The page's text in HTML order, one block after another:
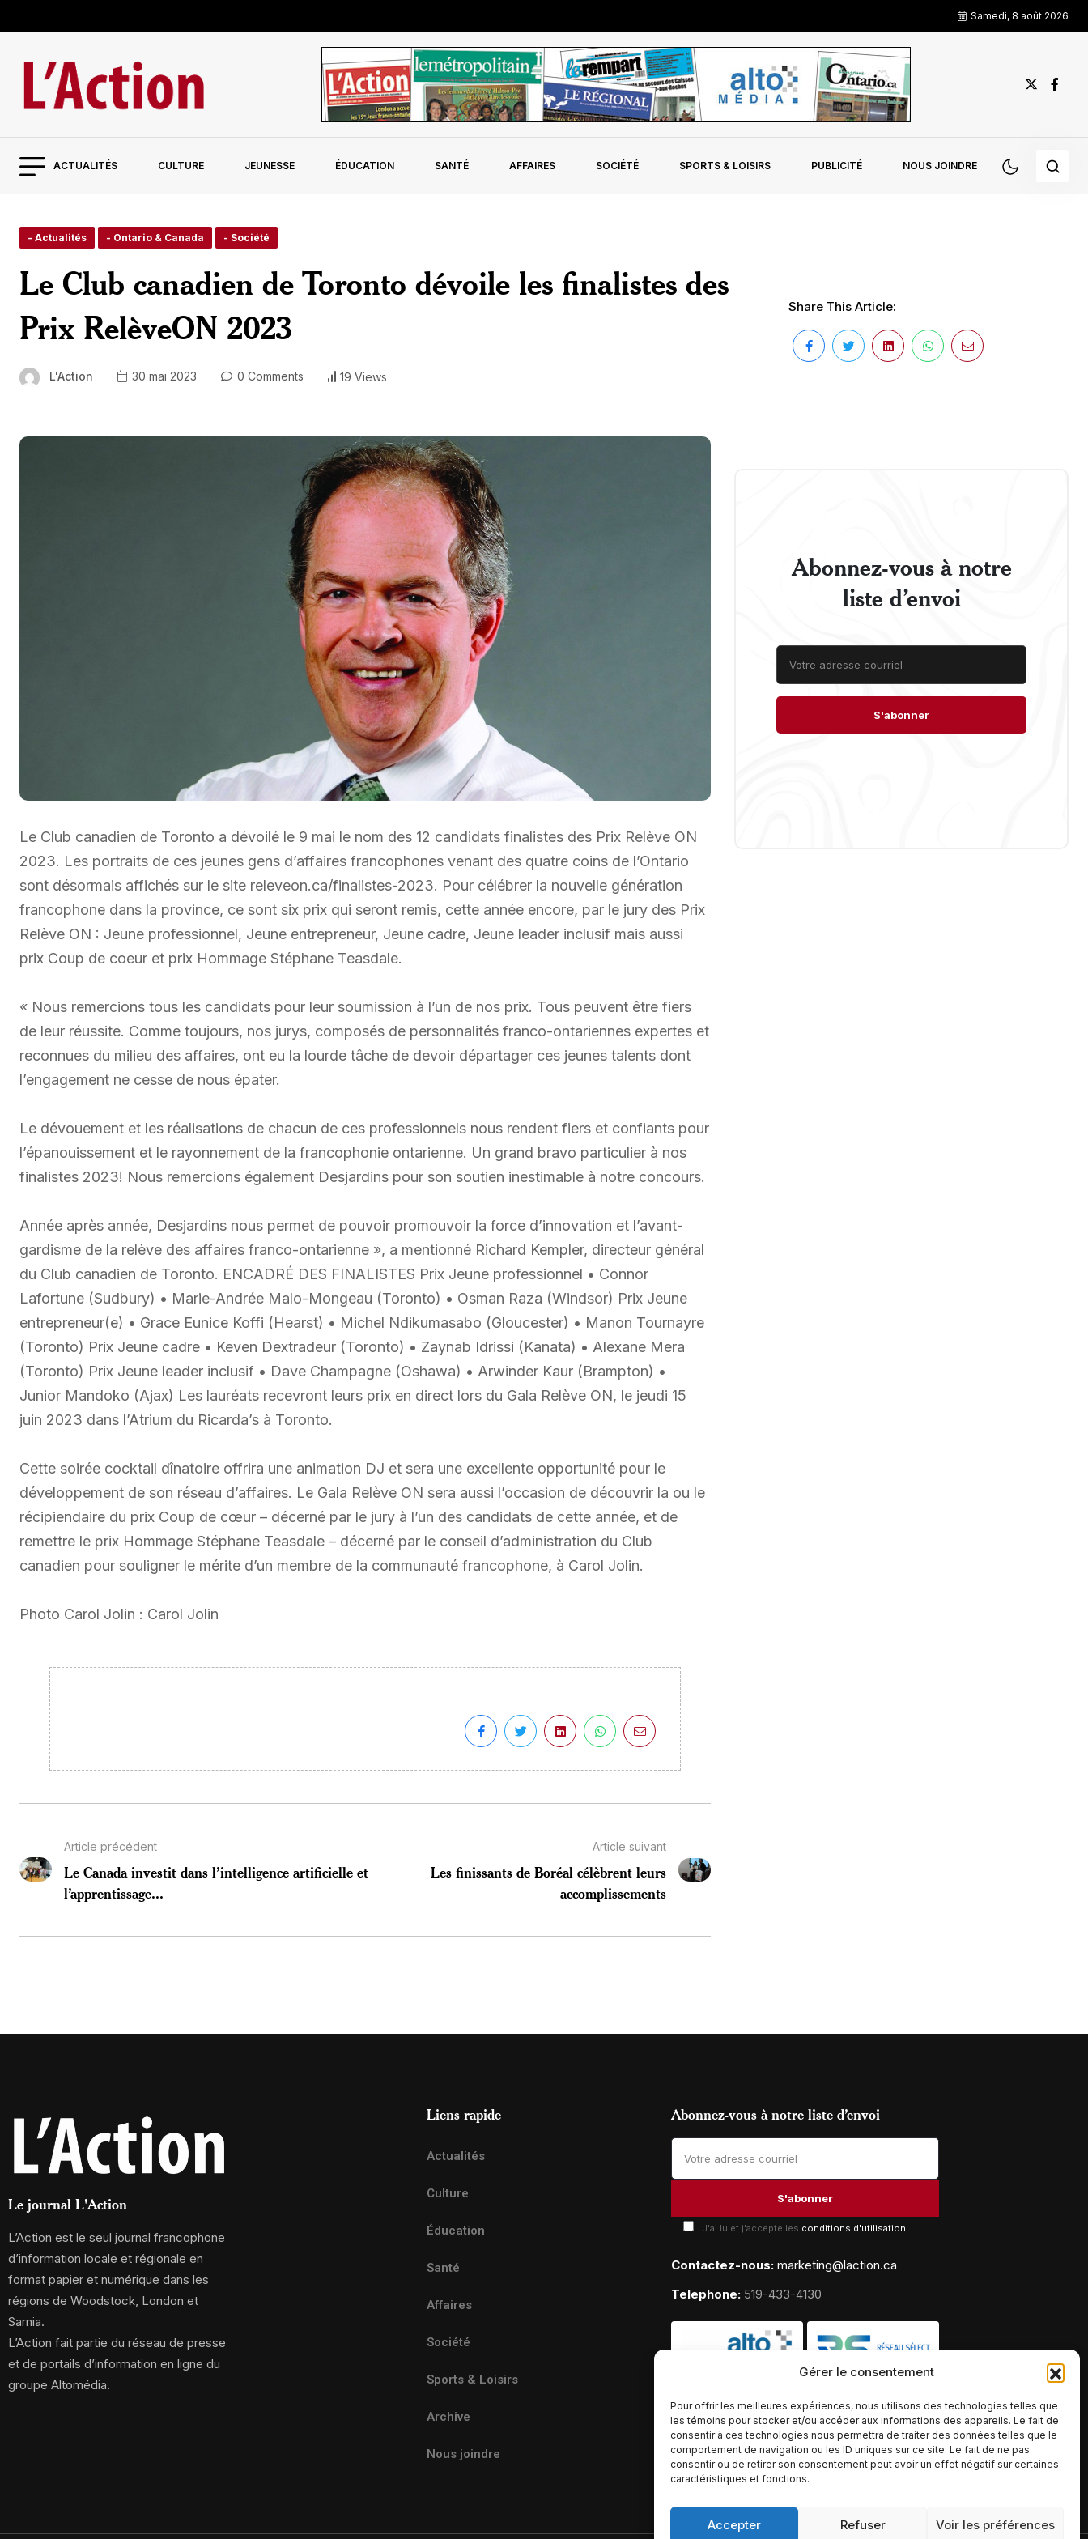
Gérer le consentement
Pour offrir les meilleures expériences, nous utilisons des technologies telles que
les témoins pour stocker et/ou accéder aux informations des appareils. Le fait de
consentir à ces technologies nous permettra de traiter des données telles que le
comportement de navigation ou les ID uniques sur ce site. Le fait de ne pas
consentir ou de retirer son consentement peut avoir un effet négatif sur certaines
caractéristiques et fonctions.
Accepter Refuser Voir les préférences
Samedi, 8 août 2026
ACTUALITÉS CULTURE JEUNESSE ÉDUCATION SANTÉ AFFAIRES SOCIÉTÉ SPORTS & LOISIRS PUBLICITÉ NOUS JOINDRE
- Actualités - Ontario & Canada - Société
Le Club canadien de Toronto dévoile les finalistes des
Prix RelèveON 2023
L'Action 30 mai 2023 0 Comments 19 Views
Share This Article:
Le Club canadien de Toronto a dévoilé le 9 mai le nom des 12 candidats finalistes des Prix Relève ON
2023. Les portraits de ces jeunes gens d’affaires francophones venant des quatre coins de l’Ontario
sont désormais affichés sur le site releveon.ca/finalistes-2023. Pour célébrer la nouvelle génération
francophone dans la province, ce sont six prix qui seront remis, cette année encore, par le jury des Prix
Relève ON : Jeune professionnel, Jeune entrepreneur, Jeune cadre, Jeune leader inclusif mais aussi
prix Coup de coeur et prix Hommage Stéphane Teasdale.
« Nous remercions tous les candidats pour leur soumission à l’un de nos prix. Tous peuvent être fiers
de leur réussite. Comme toujours, nos jurys, composés de personnalités franco-ontariennes expertes et
reconnues du milieu des affaires, ont eu la lourde tâche de devoir départager ces jeunes talents dont
l’engagement ne cesse de nous épater.
Le dévouement et les réalisations de chacun de ces professionnels nous rendent fiers et confiants pour
l’épanouissement et le rayonnement de la francophonie ontarienne. Un grand bravo particulier à nos
finalistes 2023! Nous remercions également Desjardins pour son soutien inestimable à notre concours.
Année après année, Desjardins nous permet de pouvoir promouvoir la force d’innovation et l’avant-
gardisme de la relève des affaires franco-ontarienne », a mentionné Richard Kempler, directeur général
du Club canadien de Toronto. ENCADRÉ DES FINALISTES Prix Jeune professionnel • Connor
Lafortune (Sudbury) • Marie-Andrée Malo-Mongeau (Toronto) • Osman Raza (Windsor) Prix Jeune
entrepreneur(e) • Grace Eunice Koffi (Hearst) • Michel Ndikumasabo (Gloucester) • Manon Tournayre
(Toronto) Prix Jeune cadre • Keven Dextradeur (Toronto) • Zaynab Idrissi (Kanata) • Alexane Mera
(Toronto) Prix Jeune leader inclusif • Dave Champagne (Oshawa) • Arwinder Kaur (Brampton) •
Junior Mandoko (Ajax) Les lauréats recevront leurs prix en direct lors du Gala Relève ON, le jeudi 15
juin 2023 dans l’Atrium du Ricarda’s à Toronto.
Cette soirée cocktail dînatoire offrira une animation DJ et sera une excellente opportunité pour le
développement de son réseau d’affaires. Le Gala Relève ON sera aussi l’occasion de découvrir la ou le
récipiendaire du prix Coup de cœur – décerné par le jury à l’un des candidats de cette année, et de
remettre le prix Hommage Stéphane Teasdale – décerné par le conseil d’administration du Club
canadien pour souligner le mérite d’un membre de la communauté francophone, à Carol Jolin.
Photo Carol Jolin : Carol Jolin
Article précédent
Le Canada investit dans l’intelligence artificielle et
l’apprentissage...
Article suivant
Les finissants de Boréal célèbrent leurs
accomplissements
Abonnez-vous à notre
liste d’envoi
Le journal L'Action
L’Action est le seul journal francophone
d’information locale et régionale en
format papier et numérique dans les
régions de Woodstock, London et
Sarnia.
L’Action fait partie du réseau de presse
et de portails d’information en ligne du
groupe Altomédia.
Liens rapide
Actualités
Culture
Éducation
Santé
Affaires
Société
Sports & Loisirs
Archive
Nous joindre
Abonnez-vous à notre liste d’envoi
J'ai lu et j'accepte les conditions d'utilisation
Contactez-nous: marketing@laction.ca
Telephone: 519-433-4130